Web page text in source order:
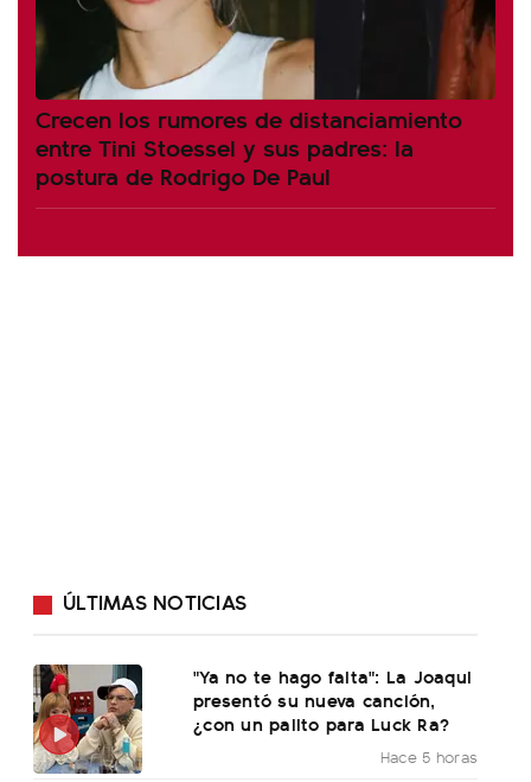
Crecen los rumores de distanciamiento
entre Tini Stoessel y sus padres: la
postura de Rodrigo De Paul
ÚLTIMAS NOTICIAS
"Ya no te hago falta": La Joaqui
presentó su nueva canción,
¿con un palito para Luck Ra?
Hace 5 horas